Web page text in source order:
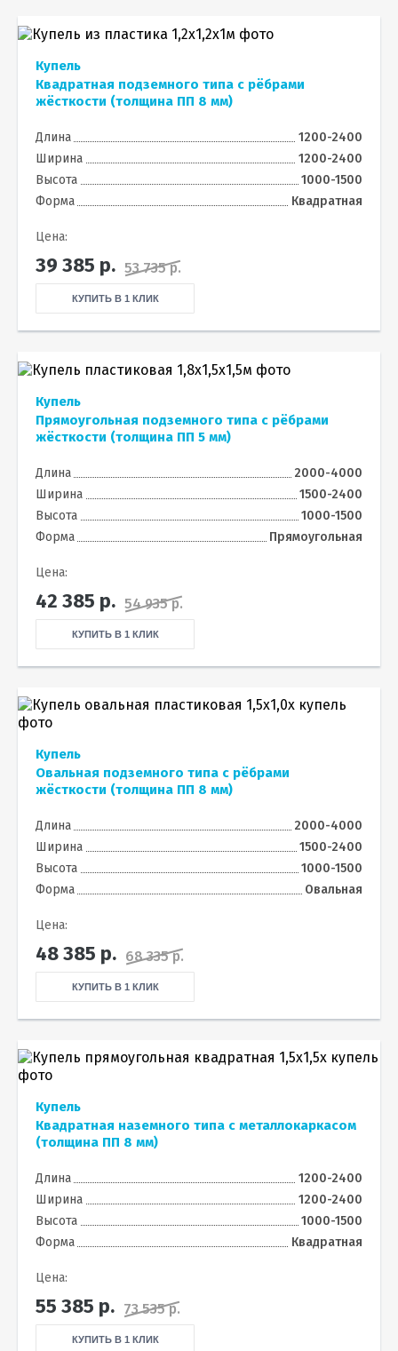
Купель
Квадратная подземного типа с рёбрами
жёсткости (толщина ПП 8 мм)
Длина
1200-2400
Ширина
1200-2400
Высота
1000-1500
Форма
Квадратная
Цена:
39 385 р. 53 735 р.
КУПИТЬ В 1 КЛИК
Купель
Прямоугольная подземного типа с рёбрами
жёсткости (толщина ПП 5 мм)
Длина
2000-4000
Ширина
1500-2400
Высота
1000-1500
Форма
Прямоугольная
Цена:
42 385 р. 54 935 р.
КУПИТЬ В 1 КЛИК
Купель
Овальная подземного типа с рёбрами
жёсткости (толщина ПП 8 мм)
Длина
2000-4000
Ширина
1500-2400
Высота
1000-1500
Форма
Овальная
Цена:
48 385 р. 68 335 р.
КУПИТЬ В 1 КЛИК
Купель
Квадратная наземного типа с металлокаркасом
(толщина ПП 8 мм)
Длина
1200-2400
Ширина
1200-2400
Высота
1000-1500
Форма
Квадратная
Цена:
55 385 р. 73 535 р.
КУПИТЬ В 1 КЛИК